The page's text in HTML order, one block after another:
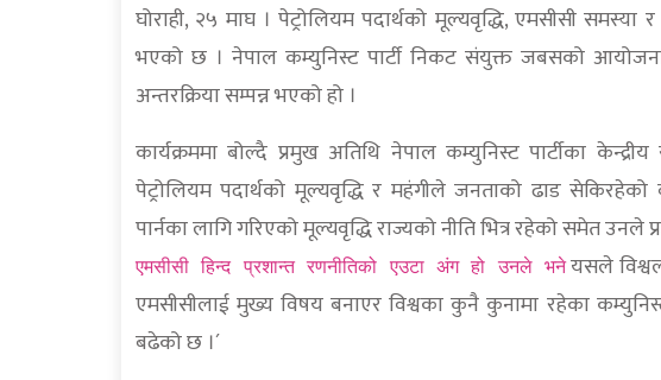
घोराही, २५ माघ । पेट्रोलियम पदार्थको मूल्यवृद्धि, एमसीसी समस्या
भएको छ । नेपाल कम्युनिस्ट पार्टी निकट संयुक्त जबसको
अन्तरक्रिया सम्पन्न भएको हो ।
कार्यक्रममा बोल्दै प्रमुख अतिथि नेपाल कम्युनिस्ट पार्टीका
पेट्रोलियम पदार्थको मूल्यवृद्धि र महंगीले जनताको ढाड सेकिरहेको
पार्नका लागि गरिएको मूल्यवृद्धि राज्यको नीति भित्र रहेको समेत उनले
एमसीसी हिन्द प्रशान्त रणनीतिको एउटा अंग हो उनले भनेयसले
एमसीसीलाई मुख्य विषय बनाएर विश्वका कुनै कुनामा रहेका
बढेको छ ।´